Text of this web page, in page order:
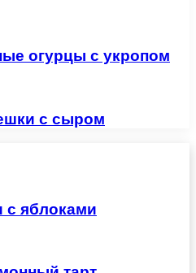
огурцы с укропом
с сыром
с яблоками